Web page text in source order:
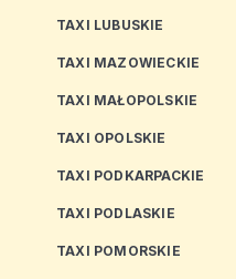
TAXI LUBUSKIE
TAXI MAZOWIECKIE
TAXI MAŁOPOLSKIE
TAXI OPOLSKIE
TAXI PODKARPACKIE
TAXI PODLASKIE
TAXI POMORSKIE